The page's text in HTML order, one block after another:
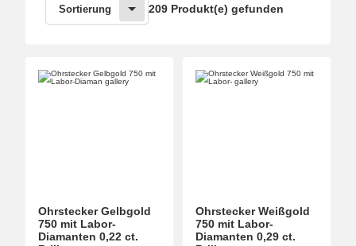
Sortierung 209 Produkt(e) gefunden
Ohrstecker Gelbgold
750 mit Labor-
Diamanten 0,22 ct.
Ohrstecker Weißgold
750 mit Labor-
Diamanten 0,29 ct.